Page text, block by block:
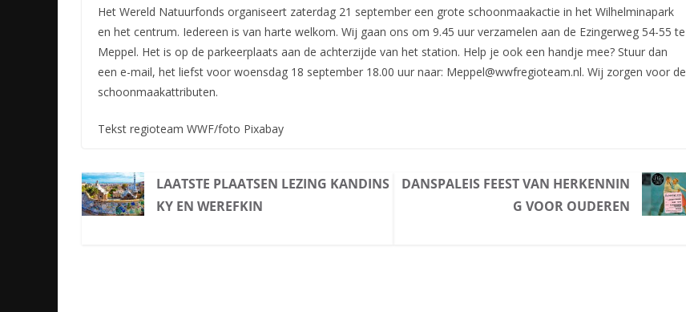
Het Wereld Natuurfonds organiseert zaterdag 21 september een grote schoonmaakactie in het Wilhelminapark
en het centrum. Iedereen is van harte welkom. Wij gaan ons om 9.45 uur verzamelen aan de Ezingerweg 54-55 te
Meppel. Het is op de parkeerplaats aan de achterzijde van het station. Help je ook een handje mee? Stuur dan
een e-mail, het liefst voor woensdag 18 september 18.00 uur naar: Meppel@wwfregioteam.nl. Wij zorgen voor de
schoonmaakattributen.
Tekst regioteam WWF/foto Pixabay
LAATSTE PLAATSEN LEZING KANDINS
KY EN WEREFKIN
DANSPALEIS FEEST VAN HERKENNIN
G VOOR OUDEREN